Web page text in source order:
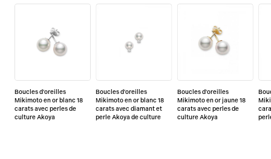
Boucles d'oreilles
Mikimoto en or blanc 18
carats avec perles de
culture Akoya
Boucles d'oreilles
Mikimoto en or blanc 18
carats avec diamant et
perle Akoya de culture
Boucles d'oreilles
Mikimoto en or jaune 18
carats avec perles de
culture Akoya